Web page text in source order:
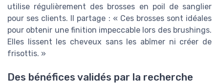
utilise régulièrement des brosses en poil de sanglier
pour ses clients. Il partage : « Ces brosses sont idéales
pour obtenir une finition impeccable lors des brushings.
Elles lissent les cheveux sans les abîmer ni créer de
frisottis. »
Des bénéfices validés par la recherche